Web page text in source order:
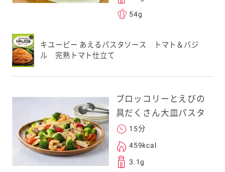
する事ができ
身以外の方に送
送していただけ
元コードをス
ォンのカメラ
るとアクセス
54g
キユーピー あえるパスタソース トマト＆バジ
ル 完熟トマト仕立て
ブロッコリーとえびの
具だくさん大皿パスタ
15分
459kcal
3.1g